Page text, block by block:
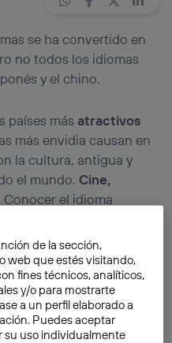
se ha convertido en
no todos los idiomas
y el chino.
países más atractivos
más envidia causan en
la cultura, antigua y
el mundo. Cine,
Conocer el idioma
países.
ni el chino, no pasa
online logran
artículos enteros
indicar la palabra, frase
de la sección,
web que estés visitando,
fines técnicos, analíticos,
y/o para mostrarte
a un perfil elaborado a
Puedes aceptar
su uso individualmente